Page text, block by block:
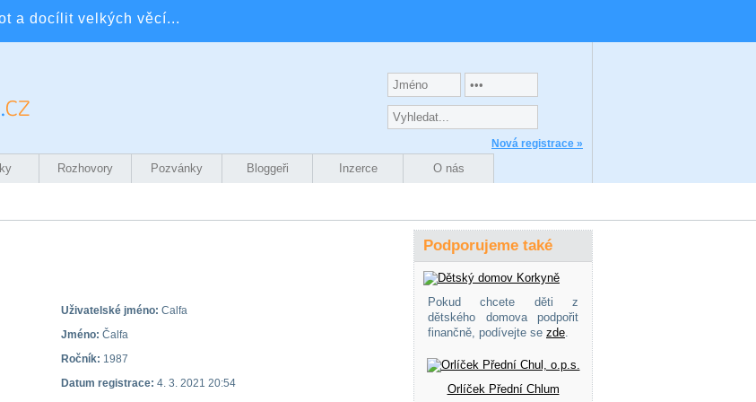
a docílit velkých věcí...
Nová registrace »
Rozhovory Pozvánky Bloggeři Inzerce O nás
Uživatelské jméno: Calfa
Jméno: Čalfa
Ročník: 1987
Datum registrace: 4. 3. 2021 20:54
Podporujeme také
Pokud chcete děti z
dětského domova podpořit
finančně, podívejte se zde.
Orlíček Přední Chlum